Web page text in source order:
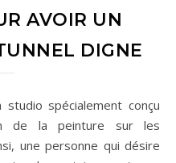
AVOIR UN
DIGNE
de la peinture sur les
une personne qui désire